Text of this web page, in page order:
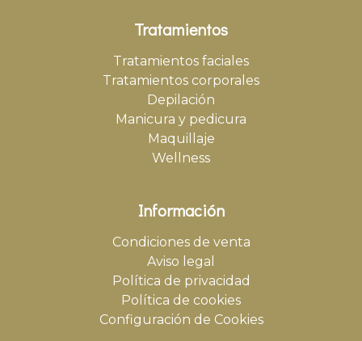
Tratamientos
Tratamientos faciales
Tratamientos corporales
Depilación
Manicura y pedicura
Maquillaje
Wellness
Información
Condiciones de venta
Aviso legal
Política de privacidad
Política de cookies
Configuración de Cookies